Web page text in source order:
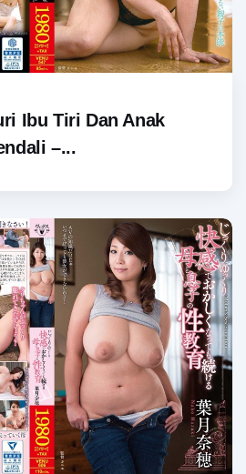
Ibu Tiri Dan Anak
–...